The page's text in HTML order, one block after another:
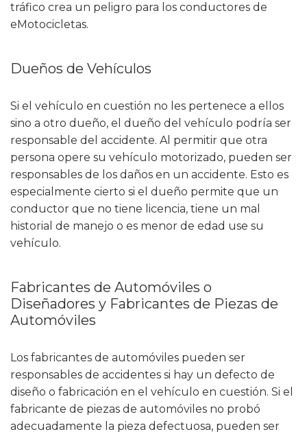
tráfico crea un peligro para los conductores de
eMotocicletas.
Dueños de Vehículos
Si el vehículo en cuestión no les pertenece a ellos
sino a otro dueño, el dueño del vehículo podría ser
responsable del accidente. Al permitir que otra
persona opere su vehículo motorizado, pueden ser
responsables de los daños en un accidente. Esto es
especialmente cierto si el dueño permite que un
conductor que no tiene licencia, tiene un mal
historial de manejo o es menor de edad use su
vehículo.
Fabricantes de Automóviles o
Diseñadores y Fabricantes de Piezas de
Automóviles
Los fabricantes de automóviles pueden ser
responsables de accidentes si hay un defecto de
diseño o fabricación en el vehículo en cuestión. Si el
fabricante de piezas de automóviles no probó
adecuadamente la pieza defectuosa, pueden ser